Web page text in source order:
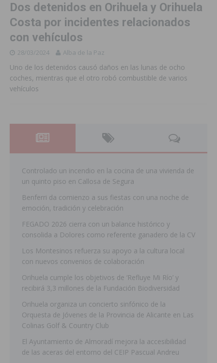
Dos detenidos en Orihuela y Orihuela
Costa por incidentes relacionados
con vehículos
28/03/2024 Alba de la Paz
Uno de los detenidos causó daños en las lunas de ocho
coches, mientras que el otro robó combustible de varios
vehículos
Controlado un incendio en la cocina de una vivienda de
un quinto piso en Callosa de Segura
Benferri da comienzo a sus fiestas con una noche de
emoción, tradición y celebración
FEGADO 2026 cierra con un balance histórico y
consolida a Dolores como referente ganadero de la CV
Los Montesinos refuerza su apoyo a la cultura local
con nuevos convenios de colaboración
Orihuela cumple los objetivos de ‘Refluye Mi Río’ y
recibirá 3,3 millones de la Fundación Biodiversidad
Orihuela organiza un concierto sinfónico de la
Orquesta de Jóvenes de la Provincia de Alicante en Las
Colinas Golf & Country Club
El Ayuntamiento de Almoradí mejora la accesibilidad
de las aceras del entorno del CEIP Pascual Andreu